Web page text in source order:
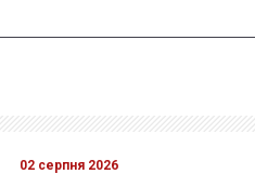
02 серпня 2026